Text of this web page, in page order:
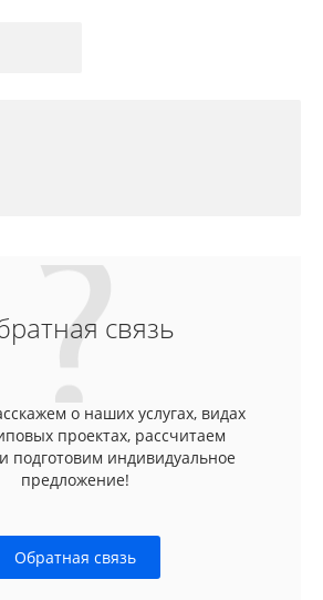
связь
о наших услугах, видах
проектах, рассчитаем
подготовим индивидуальное
предложение!
Обратная связь